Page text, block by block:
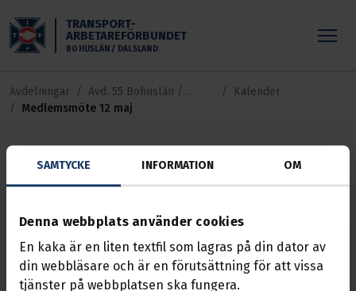
SAMTYCKE INFORMATION OM
Denna webbplats använder cookies
En kaka är en liten textfil som lagras på din dator av
din webbläsare och är en förutsättning för att vissa
tjänster på webbplatsen ska fungera.
TRANSPORT-
ARBETAREFÖRBUNDET
BOHUSLÄN / DALSLAND
Avdelningar
Avd. 55 Bohuslän /
Dalsland
Kalender
Medlemsmöte 12 maj
Medlemsmöte 12 maj
Händelse
12 maj 2026, 18:30 — 20:00
Kurödsvägen 9 Uddevalla eller digitalt via Teams
Medlemsmöte för att fastställa deltagare för